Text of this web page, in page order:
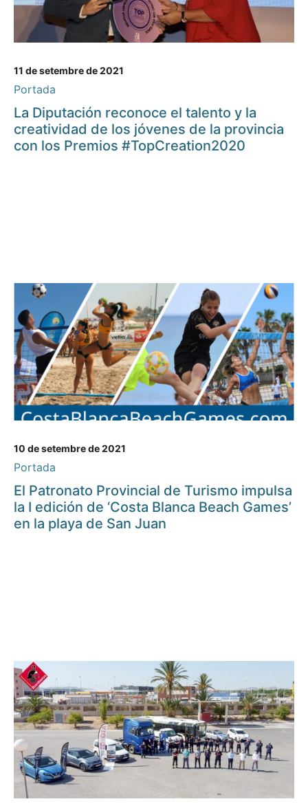
11 de setembre de 2021
Portada
La Diputación reconoce el talento y la
creatividad de los jóvenes de la provincia
con los Premios #TopCreation2020
10 de setembre de 2021
Portada
El Patronato Provincial de Turismo impulsa
la I edición de ‘Costa Blanca Beach Games’
en la playa de San Juan